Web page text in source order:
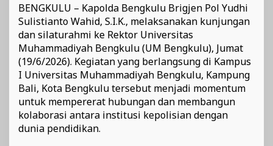
BENGKULU – Kapolda Bengkulu Brigjen Pol Yudhi
Sulistianto Wahid, S.I.K., melaksanakan kunjungan
dan silaturahmi ke Rektor Universitas
Muhammadiyah Bengkulu (UM Bengkulu), Jumat
(19/6/2026). Kegiatan yang berlangsung di Kampus
I Universitas Muhammadiyah Bengkulu, Kampung
Bali, Kota Bengkulu tersebut menjadi momentum
untuk mempererat hubungan dan membangun
kolaborasi antara institusi kepolisian dengan
dunia pendidikan.